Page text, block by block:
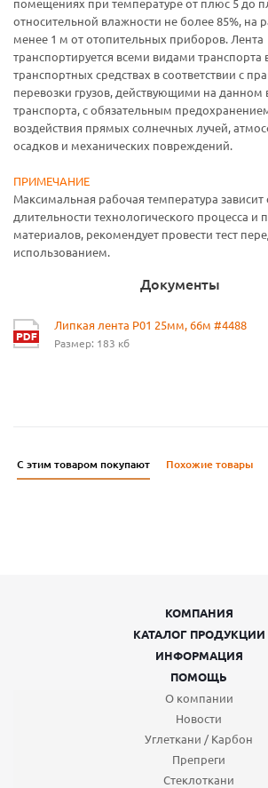
помещениях при температуре от плюс 5 до
относительной влажности не более 85%, на
менее 1 м от отопительных приборов. Лента
транспортируется всеми видами транспорта
транспортных средствах в соответствии с
перевозки грузов, действующими на данном
транспорта, с обязательным
воздействия прямых солнечных лучей,
осадков и механических повреждений.
ПРИМЕЧАНИЕ
Максимальная рабочая температура зависит
длительности технологического процесса
материалов, рекомендует провести тест
использованием.
Документы
Липкая лента P01 25мм, 66м #4488
Размер: 183 кб
С этим товаром покупают Похожие товары
КОМПАНИЯ
КАТАЛОГ ПРОДУКЦИИ
ИНФОРМАЦИЯ
ПОМОЩЬ
О компании
Новости
Углеткани / Карбон
Препреги
Стеклоткани